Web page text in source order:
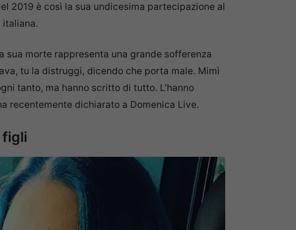
2019 è così la sua undicesima partecipazione al
italiana.
sua morte rappresenta una grande sofferenza
tu la distruggi, dicendo che porta male. Mimì
tanto, ma hanno scritto di tutto. L’hanno
recentemente dichiarato a Domenica Live.
figli